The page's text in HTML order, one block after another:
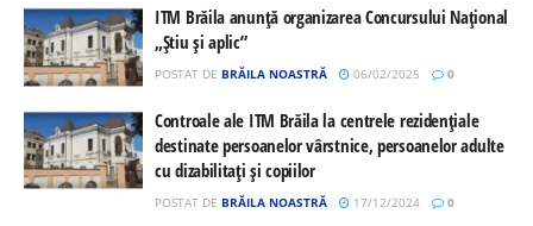
ITM Brăila anunță organizarea Concursului Național
„Știu și aplic”
POSTAT DE BRĂILA NOASTRĂ 06/02/2025 0
Controale ale ITM Brăila la centrele rezidențiale
destinate persoanelor vârstnice, persoanelor adulte
cu dizabilitați și copiilor
POSTAT DE BRĂILA NOASTRĂ 17/12/2024 0